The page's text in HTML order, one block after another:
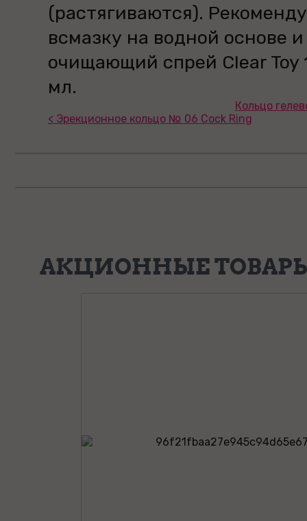
(растягиваются).
всмазку на водной основе и
очищающий спрей Clear Toy
мл.
Кольцо
< Эрекционное кольцо № 06 Cock Ring
АКЦИОННЫЕ